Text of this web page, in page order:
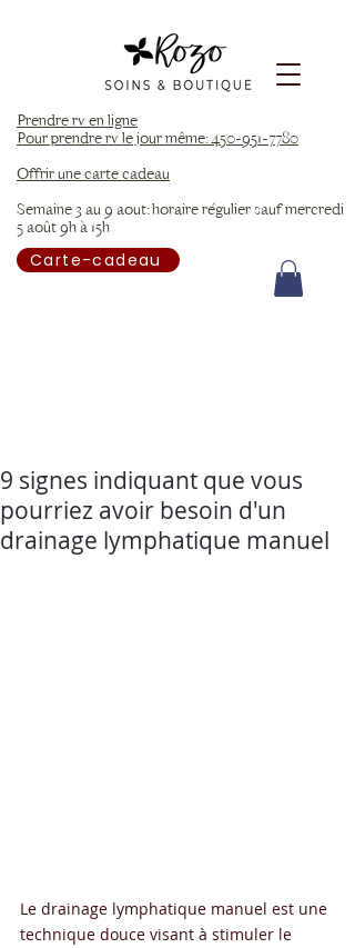
Carte-cadeau
Prendre rv en ligne
Pour prendre rv le jour même: 450-951-7780
Offrir une carte cadeau
Semaine 3 au 9 aout: horaire régulier sauf mercredi
5 août 9h à 15h
9 signes indiquant que vous
pourriez avoir besoin d'un
drainage lymphatique manuel
Le drainage lymphatique manuel est une
technique douce visant à stimuler le